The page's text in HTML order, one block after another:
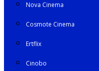
Nova Cinema
Cosmote Cinema
Ertflix
Cinobo